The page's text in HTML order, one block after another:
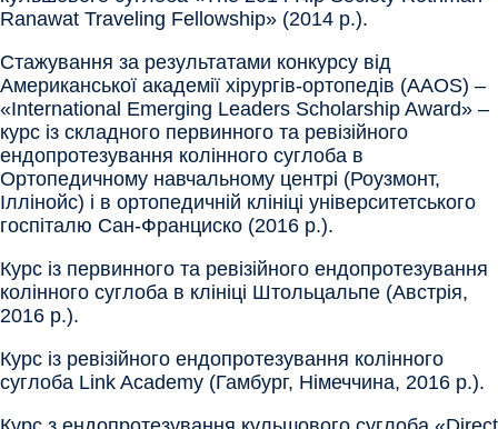
Ranawat Traveling Fellowship» (2014 р.).
Стажування за результатами конкурсу від
Американської академії хірургів-ортопедів (AAOS) –
«International Emerging Leaders Scholarship Award» –
курс із складного первинного та ревізійного
ендопротезування колінного суглоба в
Ортопедичному навчальному центрі (Роузмонт,
Іллінойс) і в ортопедичній клініці університетського
госпіталю Сан-Франциско (2016 р.).
Курс із первинного та ревізійного ендопротезування
колінного суглоба в клініці Штольцальпе (Австрія,
2016 р.).
Курс із ревізійного ендопротезування колінного
суглоба Link Academy (Гамбург, Німеччина, 2016 р.).